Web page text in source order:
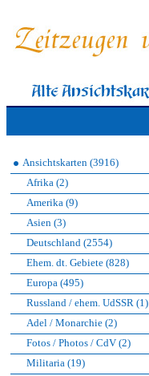
Ansichtskarten (3916)
Afrika (2)
Amerika (9)
Asien (3)
Deutschland (2554)
Ehem. dt. Gebiete (828)
Europa (495)
Russland / ehem. UdSSR (1)
Adel / Monarchie (2)
Fotos / Photos / CdV (2)
Militaria (19)